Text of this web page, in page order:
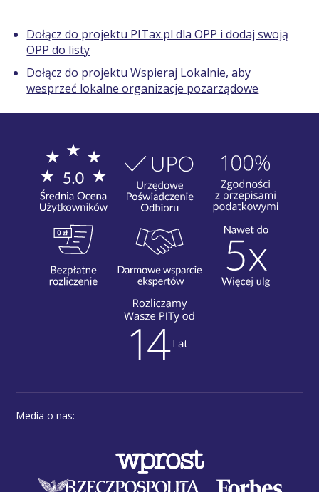
Dołącz do projektu PITax.pl dla OPP i dodaj swoją
OPP do listy
Dołącz do projektu Wspieraj Lokalnie, aby
wesprzeć lokalne organizacje pozarządowe
Media o nas: